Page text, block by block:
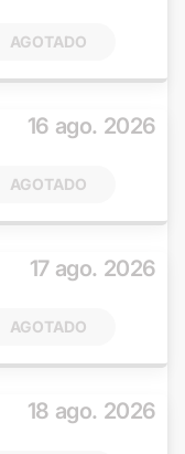
AGOTADO
16 ago. 2026
AGOTADO
17 ago. 2026
AGOTADO
18 ago. 2026